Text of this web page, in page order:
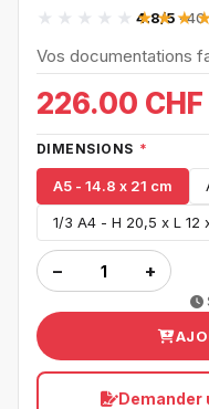
4.8/5·
Vos documentations
226.00 CHF
DIMENSIONS *
A5 - 14.8 x 21 cm
1/3 A4 - H 20,5 x L 12
− +
Demander